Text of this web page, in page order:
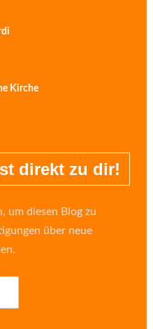
Kirche
direkt zu dir!
um diesen Blog zu
über neue